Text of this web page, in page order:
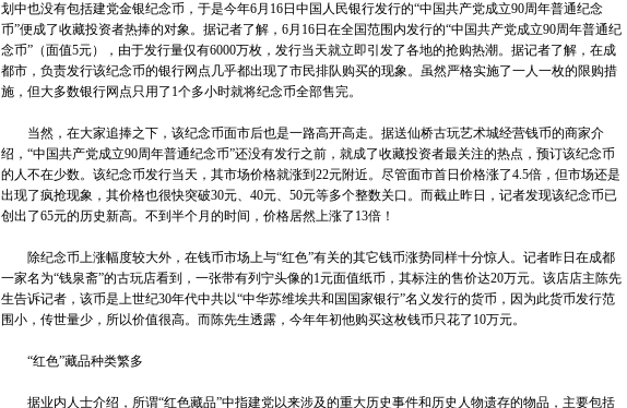
划中也没有包括建党金银纪念币，于是今年6月16日中国人民银行发行的“中国共产党成立90周年普通纪念
币”便成了收藏投资者热捧的对象。据记者了解，6月16日在全国范围内发行的“中国共产党成立90周年普通纪
念币”（面值5元），由于发行量仅有6000万枚，发行当天就立即引发了各地的抢购热潮。据记者了解，在成
都市，负责发行该纪念币的银行网点几乎都出现了市民排队购买的现象。虽然严格实施了一人一枚的限购措
施，但大多数银行网点只用了1个多小时就将纪念币全部售完。
当然，在大家追捧之下，该纪念币面市后也是一路高开高走。据送仙桥古玩艺术城经营钱币的商家介
绍，“中国共产党成立90周年普通纪念币”还没有发行之前，就成了收藏投资者最关注的热点，预订该纪念币
的人不在少数。该纪念币发行当天，其市场价格就涨到22元附近。尽管面市首日价格涨了4.5倍，但市场还是
出现了疯抢现象，其价格也很快突破30元、40元、50元等多个整数关口。而截止昨日，记者发现该纪念币已
创出了65元的历史新高。不到半个月的时间，价格居然上涨了13倍！
除纪念币上涨幅度较大外，在钱币市场上与“红色”有关的其它钱币涨势同样十分惊人。记者昨日在成都
一家名为“钱泉斋”的古玩店看到，一张带有列宁头像的1元面值纸币，其标注的售价达20万元。该店店主陈先
生告诉记者，该币是上世纪30年代中共以“中华苏维埃共和国国家银行”名义发行的货币，因为此货币发行范
围小，传世量少，所以价值很高。而陈先生透露，今年年初他购买这枚钱币只花了10万元。
“红色”藏品种类繁多
据业内人士介绍，所谓“红色藏品”中指建党以来涉及的重大历史事件和历史人物遗存的物品，主要包括